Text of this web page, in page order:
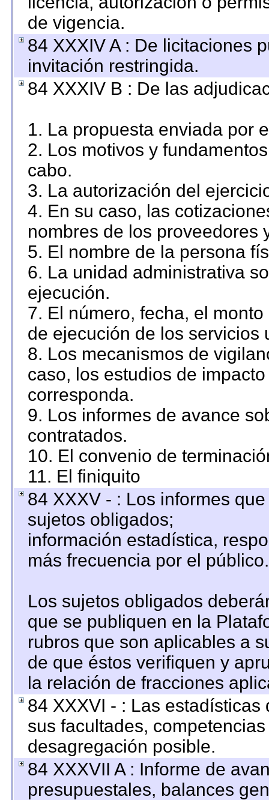
de vigencia.
84 XXXIV A : De licitaciones
invitación restringida.
84 XXXIV B : De las
1. La propuesta enviada por
2. Los motivos y
cabo.
3. La autorización del
4. En su caso, las
nombres de los proveedores
5. El nombre de la persona
6. La unidad administrativa
ejecución.
7. El número, fecha, el
de ejecución de los servicios
8. Los mecanismos de
caso, los estudios de
corresponda.
9. Los informes de avance
contratados.
10. El convenio de
11. El finiquito
84 XXXV - : Los informes
sujetos obligados;
información estadística,
más frecuencia por el público.
Los sujetos obligados
que se publiquen en la
rubros que son aplicables a
de que éstos verifiquen y
la relación de fracciones
84 XXXVI - : Las
sus facultades,
desagregación posible.
84 XXXVII A : Informe de
presupuestales, balances